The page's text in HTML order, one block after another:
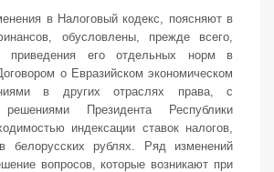
в Налоговый кодекс, поясняют в
обусловлены, прежде всего,
приведения его отдельных норм в
о Евразийском экономическом
в других отраслях права, с
Президента Республики
индексации ставок налогов,
белорусских рублях. Ряд изменений
вопросов, которые возникают при